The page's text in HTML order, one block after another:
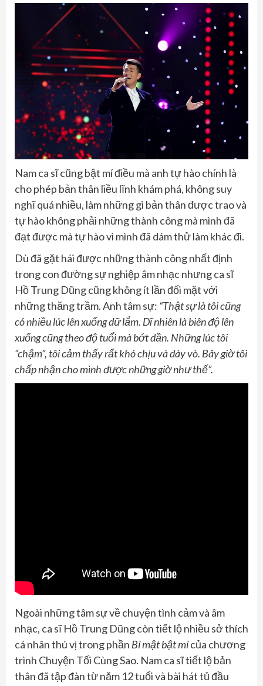
Nam ca sĩ cũng bật mí điều mà anh tự hào chính là
cho phép bản thân liều lĩnh khám phá, không suy
nghĩ quá nhiều, làm những gì bản thân được trao và
tự hào không phải những thành công mà mình đã
đạt được mà tự hào vì mình đã dám thử làm khác đi.
Dù đã gặt hái được những thành công nhất định
trong con đường sự nghiệp âm nhạc nhưng ca sĩ
Hồ Trung Dũng cũng không ít lần đối mặt với
những thăng trầm. Anh tâm sự: “Thật sự là tôi cũng
có nhiều lúc lên xuống dữ lắm. Dĩ nhiên là biên độ lên
xuống cũng theo độ tuổi mà bớt dần. Những lúc tôi
“chậm”, tôi cảm thấy rất khó chịu và dày vò. Bây giờ tôi
chấp nhận cho mình được những giờ như thế”.
Ngoài những tâm sự về chuyện tình cảm và âm
nhạc, ca sĩ Hồ Trung Dũng còn tiết lộ nhiều sở thích
cá nhân thú vị trong phần Bí mật bật mícủa chương
trình Chuyện Tối Cùng Sao. Nam ca sĩ tiết lộ bản
thân đã tập đàn từ năm 12 tuổi và bài hát tủ đầu